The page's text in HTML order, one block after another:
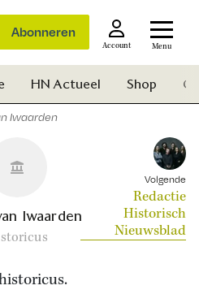
Abonneren
Account Menu
HN Actueel Shop
Iwaarden
Iwaarden
Volgende
Redactie
Historisch
Nieuwsblad